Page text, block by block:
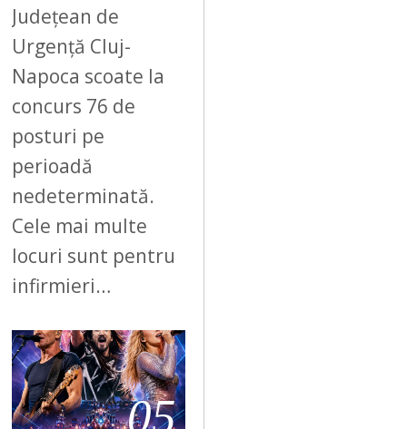
Județean de
Urgență Cluj-
Napoca scoate la
concurs 76 de
posturi pe
perioadă
nedeterminată.
Cele mai multe
locuri sunt pentru
infirmieri…
05